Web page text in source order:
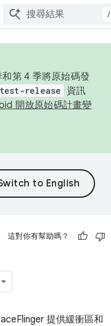
/
第 4 季將原始碼發
release
資訊
開放原始碼計畫變
這對你有幫助嗎？
提供緩衝區和